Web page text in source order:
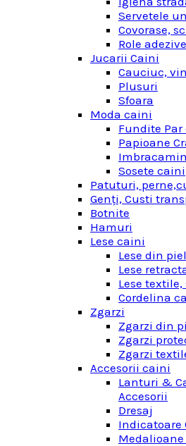
Servetele
Covorase,
Role adezive
Jucarii Caini
Cauciuc,
Plusuri
Sfoara
Moda caini
Fundite Par
Papioane
Sosete caini
Patuturi,
Genţi, Custi
Botnite
Hamuri
Lese caini
Lese din
Lese
Lese textile,
Cordelina
Zgarzi
Zgarzi din
Zgarzi
Zgarzi
Accesorii caini
Lanturi &
Accesorii
Dresaj
Indicatoare
Medalioane